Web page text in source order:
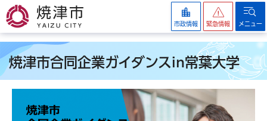
焼津市
市政情報 緊急情報 メニュー
焼津市合同企業ガイダンスin常葉大学